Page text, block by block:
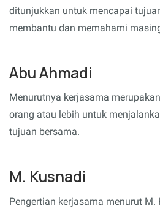
ditunjukkan untuk mencapai
membantu dan memahami
Abu Ahmadi
Menurutnya kerjasama
orang atau lebih untuk
tujuan bersama.
M. Kusnadi
Pengertian kerjasama menurut